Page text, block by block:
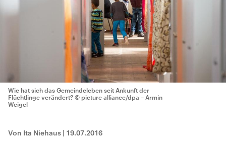
Wie hat sich das Gemeindeleben seit Ankunft der
Flüchtlinge verändert? © picture alliance/dpa – Armin
Weigel
Von Ita Niehaus | 19.07.2016